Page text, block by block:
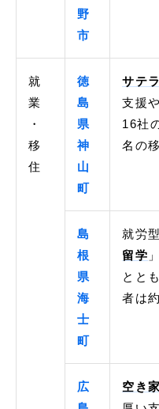
野
市
就
業
・
移
住
徳
島
県
神
山
町
サテ
支援
16社
名の
島
根
県
海
士
町
就労
留学
とと
者は
広
空き